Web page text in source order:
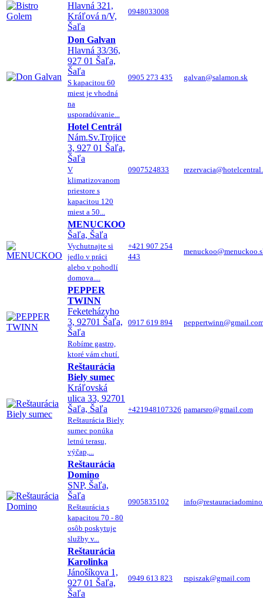
Hlavná 321,
Kráľová n/V,
Šaľa
0948033008
Don Galvan
Hlavná 33/36,
927 01 Šaľa,
Šaľa
S kapacitou 60
miest je vhodná
na
usporadúvanie...
0905 273 435 galvan@salamon.sk
Hotel Centrál
Nám.Sv.Trojice
3, 927 01 Šaľa,
Šaľa
V
klimatizovanom
priestore s
kapacitou 120
miest a 50...
0907524833
MENUCKOO
Šaľa, Šaľa
Vychutnajte si
jedlo v práci
alebo v pohodlí
domova....
+421 907 254
443
PEPPER
TWINN
Feketeházyho
3, 92701 Šaľa,
Šaľa
Robíme gastro,
ktoré vám chutí.
0917 619 894
Reštaurácia
Biely sumec
Kráľovská
ulica 33, 92701
Šaľa, Šaľa
Reštaurácia Biely
sumec ponúka
letnú terasu,
výčap,...
+421948107326 pamarsro@gmail.com
Reštaurácia
Domino
SNP, Šaľa,
Šaľa
Reštaurácia s
kapacitou 70 - 80
osôb poskytuje
služby v...
0905835102
Reštaurácia
Karolinka
Jánošíkova 1,
927 01 Šaľa,
Šaľa
0949 613 823 rspiszak@gmail.com